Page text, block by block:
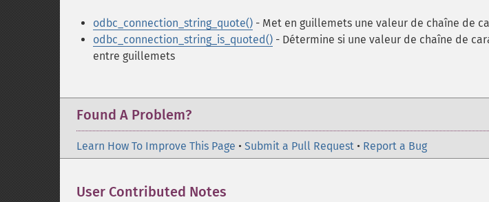
odbc_connection_string_quote() - Met en guillemets une valeur de chaîne de
odbc_connection_string_is_quoted() - Détermine si une valeur de chaîne de
entre guillemets
Found A Problem?
Learn How To Improve This Page • Submit a Pull Request • Report a Bug
User Contributed Notes